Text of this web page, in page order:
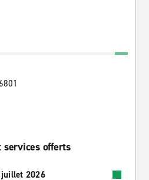
services offerts
2026